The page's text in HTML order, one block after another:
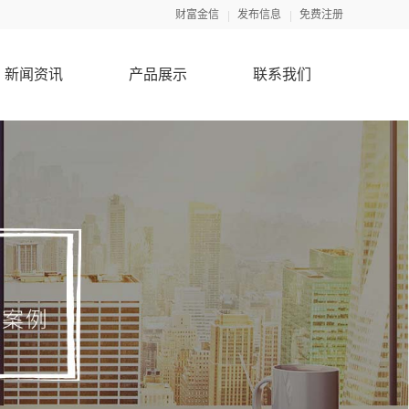
财富金信 发布信息 免费注册
新闻资讯 产品展示 联系我们